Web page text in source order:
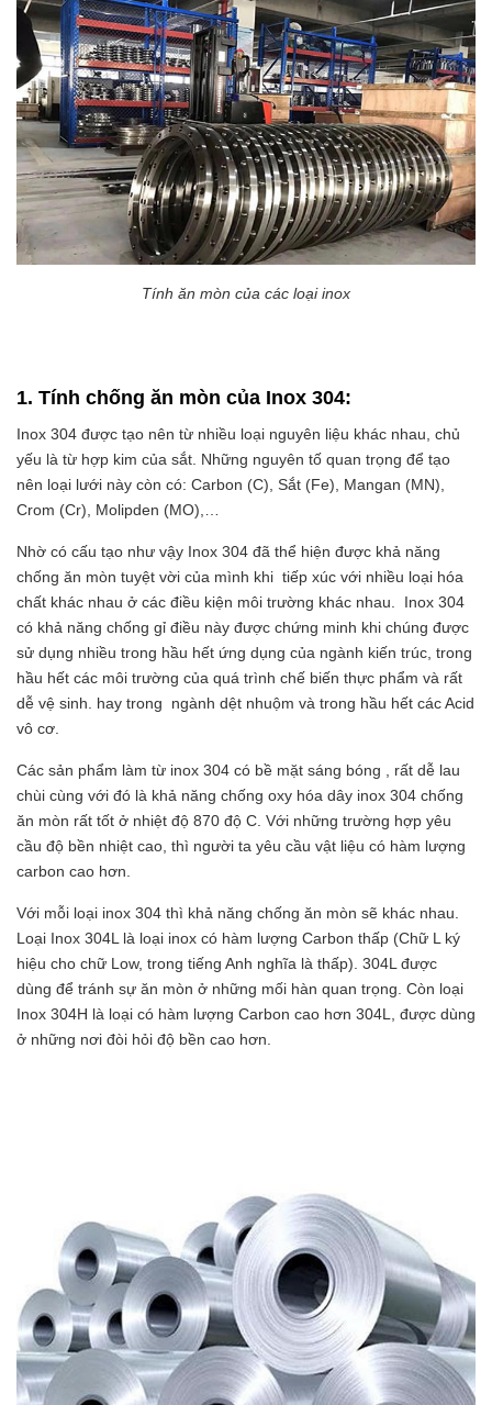
Tính ăn mòn của các loại inox
1. Tính chống ăn mòn của Inox 304:
Inox 304 được tạo nên từ nhiều loại nguyên liệu khác nhau, chủ
yếu là từ hợp kim của sắt. Những nguyên tố quan trọng để tạo
nên loại lưới này còn có: Carbon (C), Sắt (Fe), Mangan (MN),
Crom (Cr), Molipden (MO),…
Nhờ có cấu tạo như vậy Inox 304 đã thể hiện được khả năng
chống ăn mòn tuyệt vời của mình khi tiếp xúc với nhiều loại hóa
chất khác nhau ở các điều kiện môi trường khác nhau. Inox 304
có khả năng chống gỉ điều này được chứng minh khi chúng được
sử dụng nhiều trong hầu hết ứng dụng của ngành kiến trúc, trong
hầu hết các môi trường của quá trình chế biến thực phẩm và rất
dễ vệ sinh. hay trong ngành dệt nhuộm và trong hầu hết các Acid
vô cơ.
Các sản phẩm làm từ inox 304 có bề mặt sáng bóng , rất dễ lau
chùi cùng với đó là khả năng chống oxy hóa dây inox 304 chống
ăn mòn rất tốt ở nhiệt độ 870 độ C. Với những trường hợp yêu
cầu độ bền nhiệt cao, thì người ta yêu cầu vật liệu có hàm lượng
carbon cao hơn.
Với mỗi loại inox 304 thì khả năng chống ăn mòn sẽ khác nhau.
Loại Inox 304L là loại inox có hàm lượng Carbon thấp (Chữ L ký
hiệu cho chữ Low, trong tiếng Anh nghĩa là thấp). 304L được
dùng để tránh sự ăn mòn ở những mối hàn quan trọng. Còn loại
Inox 304H là loại có hàm lượng Carbon cao hơn 304L, được dùng
ở những nơi đòi hỏi độ bền cao hơn.